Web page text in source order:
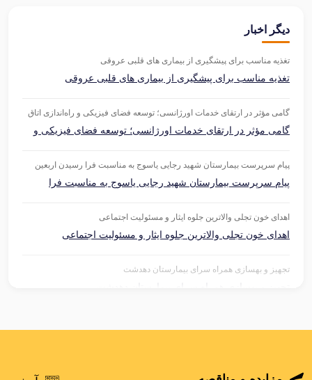
دیگر اخبار
تغذیه مناسب برای پیشگیری از بیماری های قلبی عروقی
تغذیه مناسب برای پیشگیری از بیماری های قلبی عروقی
گامی مؤثر در ارتقای خدمات اورژانسی؛ توسعه فضای فیزیکی و راه‌اندازی اتاق
عمل اختصاصی اورژانس بیمارستان شهید دکتر جلیل با حضور رئیس دانشگاه
علوم پزشکی یاسوج
گامی مؤثر در ارتقای خدمات اورژانسی؛ توسعه فضای فیزیکی و
جلیل با حضور رئیس دانشگاه علوم پزشکی یاسوج
پیام سرپرست بیمارستان شهید رجایی یاسوج به مناسبت فرا رسیدن اربعین
حسینی
پیام سرپرست بیمارستان شهید رجایی یاسوج به مناسبت فرا
اهدای خون تجلی والاترین جلوه ایثار و مسئولیت اجتماعی
اهدای خون تجلی والاترین جلوه ایثار و مسئولیت اجتماعی
تجهیز و بهسازی همراه سرای بیمارستان دهدشت